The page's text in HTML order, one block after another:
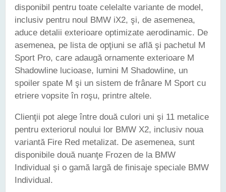
disponibil pentru toate celelalte variante de model,
inclusiv pentru noul BMW iX2, şi, de asemenea,
aduce detalii exterioare optimizate aerodinamic. De
asemenea, pe lista de opţiuni se află şi pachetul M
Sport Pro, care adaugă ornamente exterioare M
Shadowline lucioase, lumini M Shadowline, un
spoiler spate M şi un sistem de frânare M Sport cu
etriere vopsite în roşu, printre altele.
Clienţii pot alege între două culori uni şi 11 metalice
pentru exteriorul noului lor BMW X2, inclusiv noua
variantă Fire Red metalizat. De asemenea, sunt
disponibile două nuanţe Frozen de la BMW
Individual şi o gamă largă de finisaje speciale BMW
Individual.